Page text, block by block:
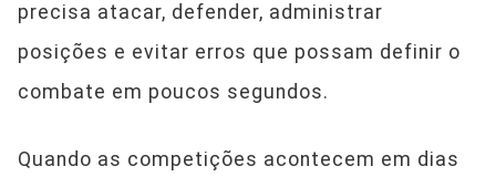
precisa atacar, defender, administrar
posições e evitar erros que possam definir o
combate em poucos segundos.
Quando as competições acontecem em dias